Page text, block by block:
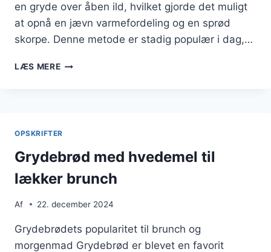
en gryde over åben ild, hvilket gjorde det muligt
at opnå en jævn varmefordeling og en sprød
skorpe. Denne metode er stadig populær i dag,…
LÆS MEREGRYDEBRØD
OPSKRIFTER
Grydebrød med hvedemel til
lækker brunch
Af 22. december 2024
Grydebrødets popularitet til brunch og
morgenmad Grydebrød er blevet en favorit